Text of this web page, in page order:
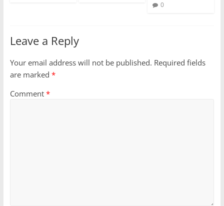
0
Leave a Reply
Your email address will not be published. Required fields
are marked *
Comment *